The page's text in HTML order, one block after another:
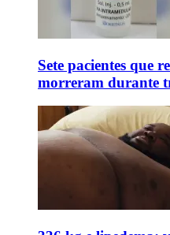
Sete pacientes que
morreram durante